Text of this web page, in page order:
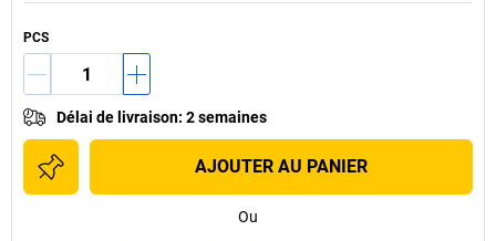
PCS
Délai de livraison: 2 semaines
AJOUTER AU PANIER
Ou